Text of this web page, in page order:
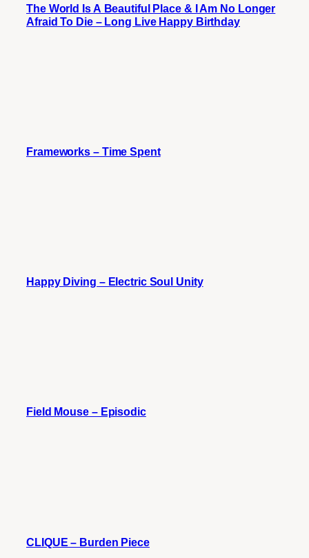
The World Is A Beautiful Place & I Am No Longer
Afraid To Die – Long Live Happy Birthday
Frameworks – Time Spent
Happy Diving – Electric Soul Unity
Field Mouse – Episodic
CLIQUE – Burden Piece